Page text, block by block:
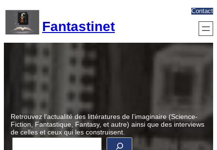
contenu
Fantastinet
Contact
Retrouvez l’actualité des littératures de l’imaginaire (Science-
Fiction, Fantastique, Fantasy, et autre) ainsi que des interviews
de celles et ceux qui les construisent.
R